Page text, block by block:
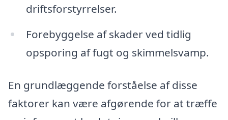
driftsforstyrrelser.
Forebyggelse af skader ved tidlig
opsporing af fugt og skimmelsvamp.
En grundlæggende forståelse af disse
faktorer kan være afgørende for at træffe